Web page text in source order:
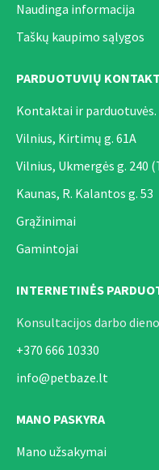
jei derinate su sausu
paros dozę. Iš pradžių
veterinaru. Užtikrinkite,
geriamo vandens.
Visavertis ir
šunims, su sutrikusia
esant lėtiniam kepenų
Naudinga informacija
Taškų kaupimo sąlygos
PARDUOTUVIŲ
Kontaktai ir parduotuvės.
Vilnius, Kirtimų g. 61A
Vilnius, Ukmergės g. 240
Kaunas, R. Kalantos g. 53
Grąžinimai
Gamintojai
INTERNETINĖS
Konsultacijos darbo
+370 666 10330
info@petbaze.lt
MANO PASKYRA
Mano užsakymai